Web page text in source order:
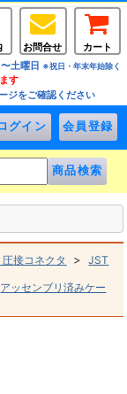
お問合せ
カート
土曜日 ※祝日・年末年始除く
す
ジをご確認ください
接コネクタ >JST
アッセンブリ済みケー